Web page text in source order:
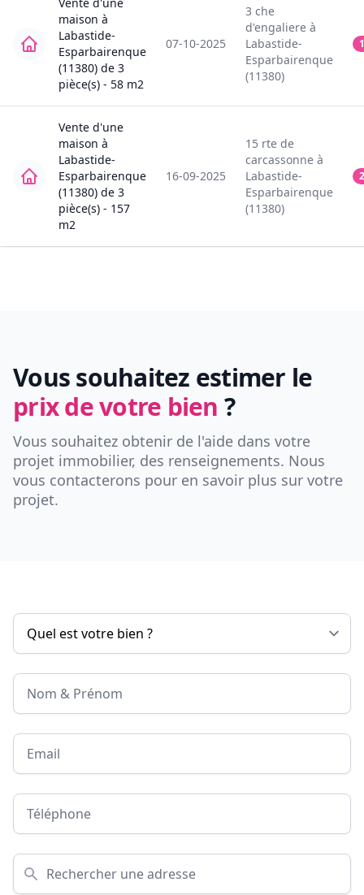
Vente d'une
maison à
Labastide-
Esparbairenque
(11380) de 3
pièce(s) - 58 m2
07-10-2025
3 che
d'engaliere à
Labastide-
Esparbairenque
(11380)
Vente d'une
maison à
Labastide-
Esparbairenque
(11380) de 3
pièce(s) - 157
m2
16-09-2025
15 rte de
carcassonne à
Labastide-
Esparbairenque
(11380)
Vous souhaitez estimer le
prix de votre bien ?
Vous souhaitez obtenir de l'aide dans votre
projet immobilier, des renseignements. Nous
vous contacterons pour en savoir plus sur votre
projet.
Nom & Prénom
Email
Téléphone
Adresse